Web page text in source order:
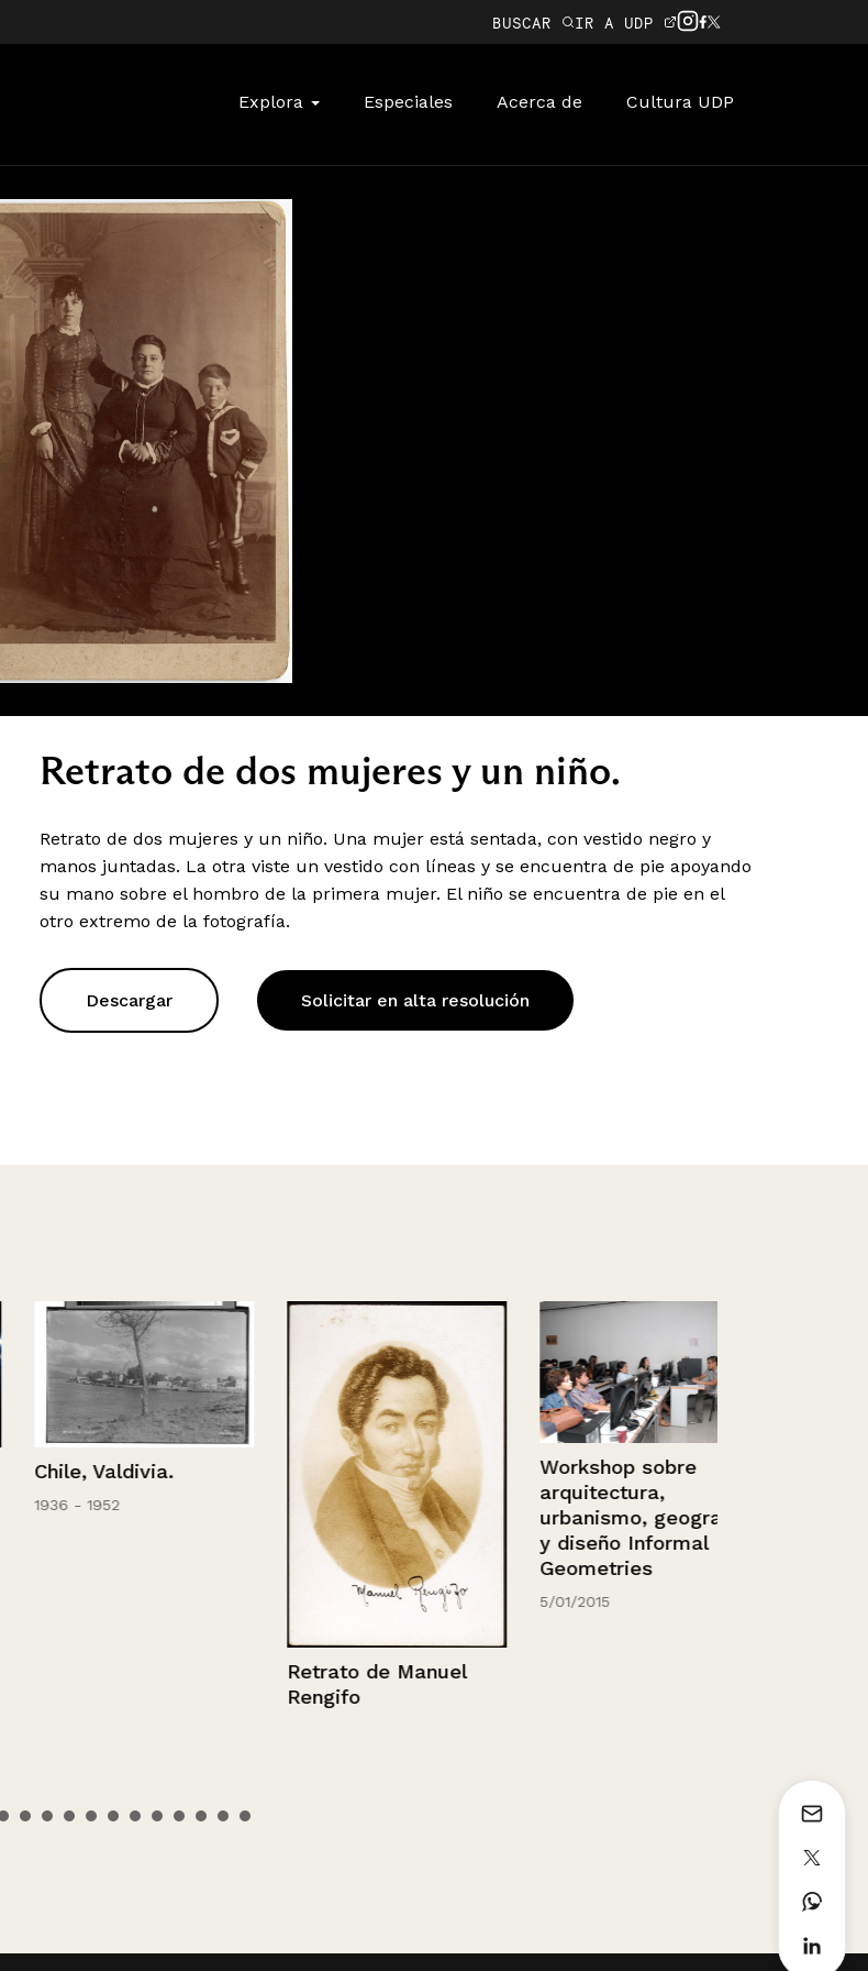
BUSCAR IR A UDP
Explora Especiales Acerca de Cultura UDP
Retrato de dos mujeres y un niño.
Retrato de dos mujeres y un niño. Una mujer está sentada, con vestido negro y
manos juntadas. La otra viste un vestido con líneas y se encuentra de pie apoyando
su mano sobre el hombro de la primera mujer. El niño se encuentra de pie en el
otro extremo de la fotografía.
Descargar Solicitar en alta resolución
Chile, Valdivia.
1936 - 1952
Retrato de Manuel
Rengifo
Workshop sobre
arquitectura,
urbanismo, geografía
y diseño Informal
Geometries
5/01/2015